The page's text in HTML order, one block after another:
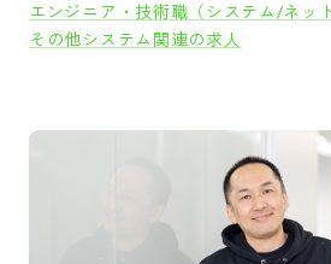
エンジニア・技術職（システム/ネッ
その他システム関連の求人